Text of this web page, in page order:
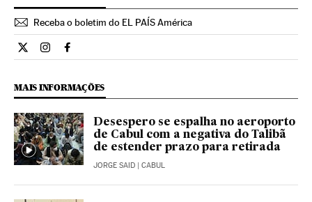
Receba o boletim do EL PAÍS América
Internacional El País Brasil en Twitter
Internacional El País Brasil en Instagram
Internacional El País Brasil en Facebook
MAIS INFORMAÇÕES
Desespero se espalha no aeroporto
de Cabul com a negativa do Talibã
de estender prazo para retirada
JORGE SAID | CABUL